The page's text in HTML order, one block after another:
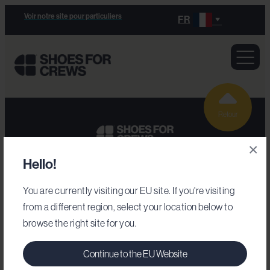
×
Hello!
You are currently visiting our EU site. If you're visiting
from a different region, select your location below to
browse the right site for you.
Continue to the EU Website
Voir notre site pour particuliers FR
Retour
Secteurs d'activité
Armée
Hôtellerie-restauration
Chaussures de travail